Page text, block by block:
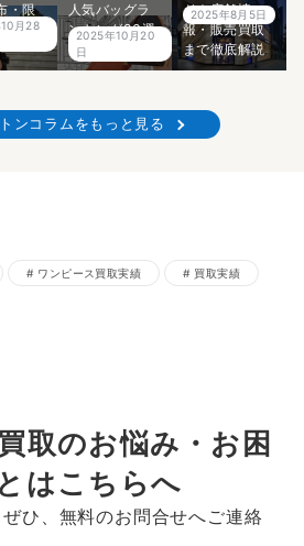
・限
ム徹
月28
人気バッグラ
ンキング20選
｜プロ解説
2025年10月20
日
ド｜店舗情
報・販売買取
まで徹底解説
2025年8月5日
ンコラムをもっと見る
ワンピース買取実績 買取実績
取のお悩み・お困
はこちらへ
ひ、無料のお問合せへご連絡